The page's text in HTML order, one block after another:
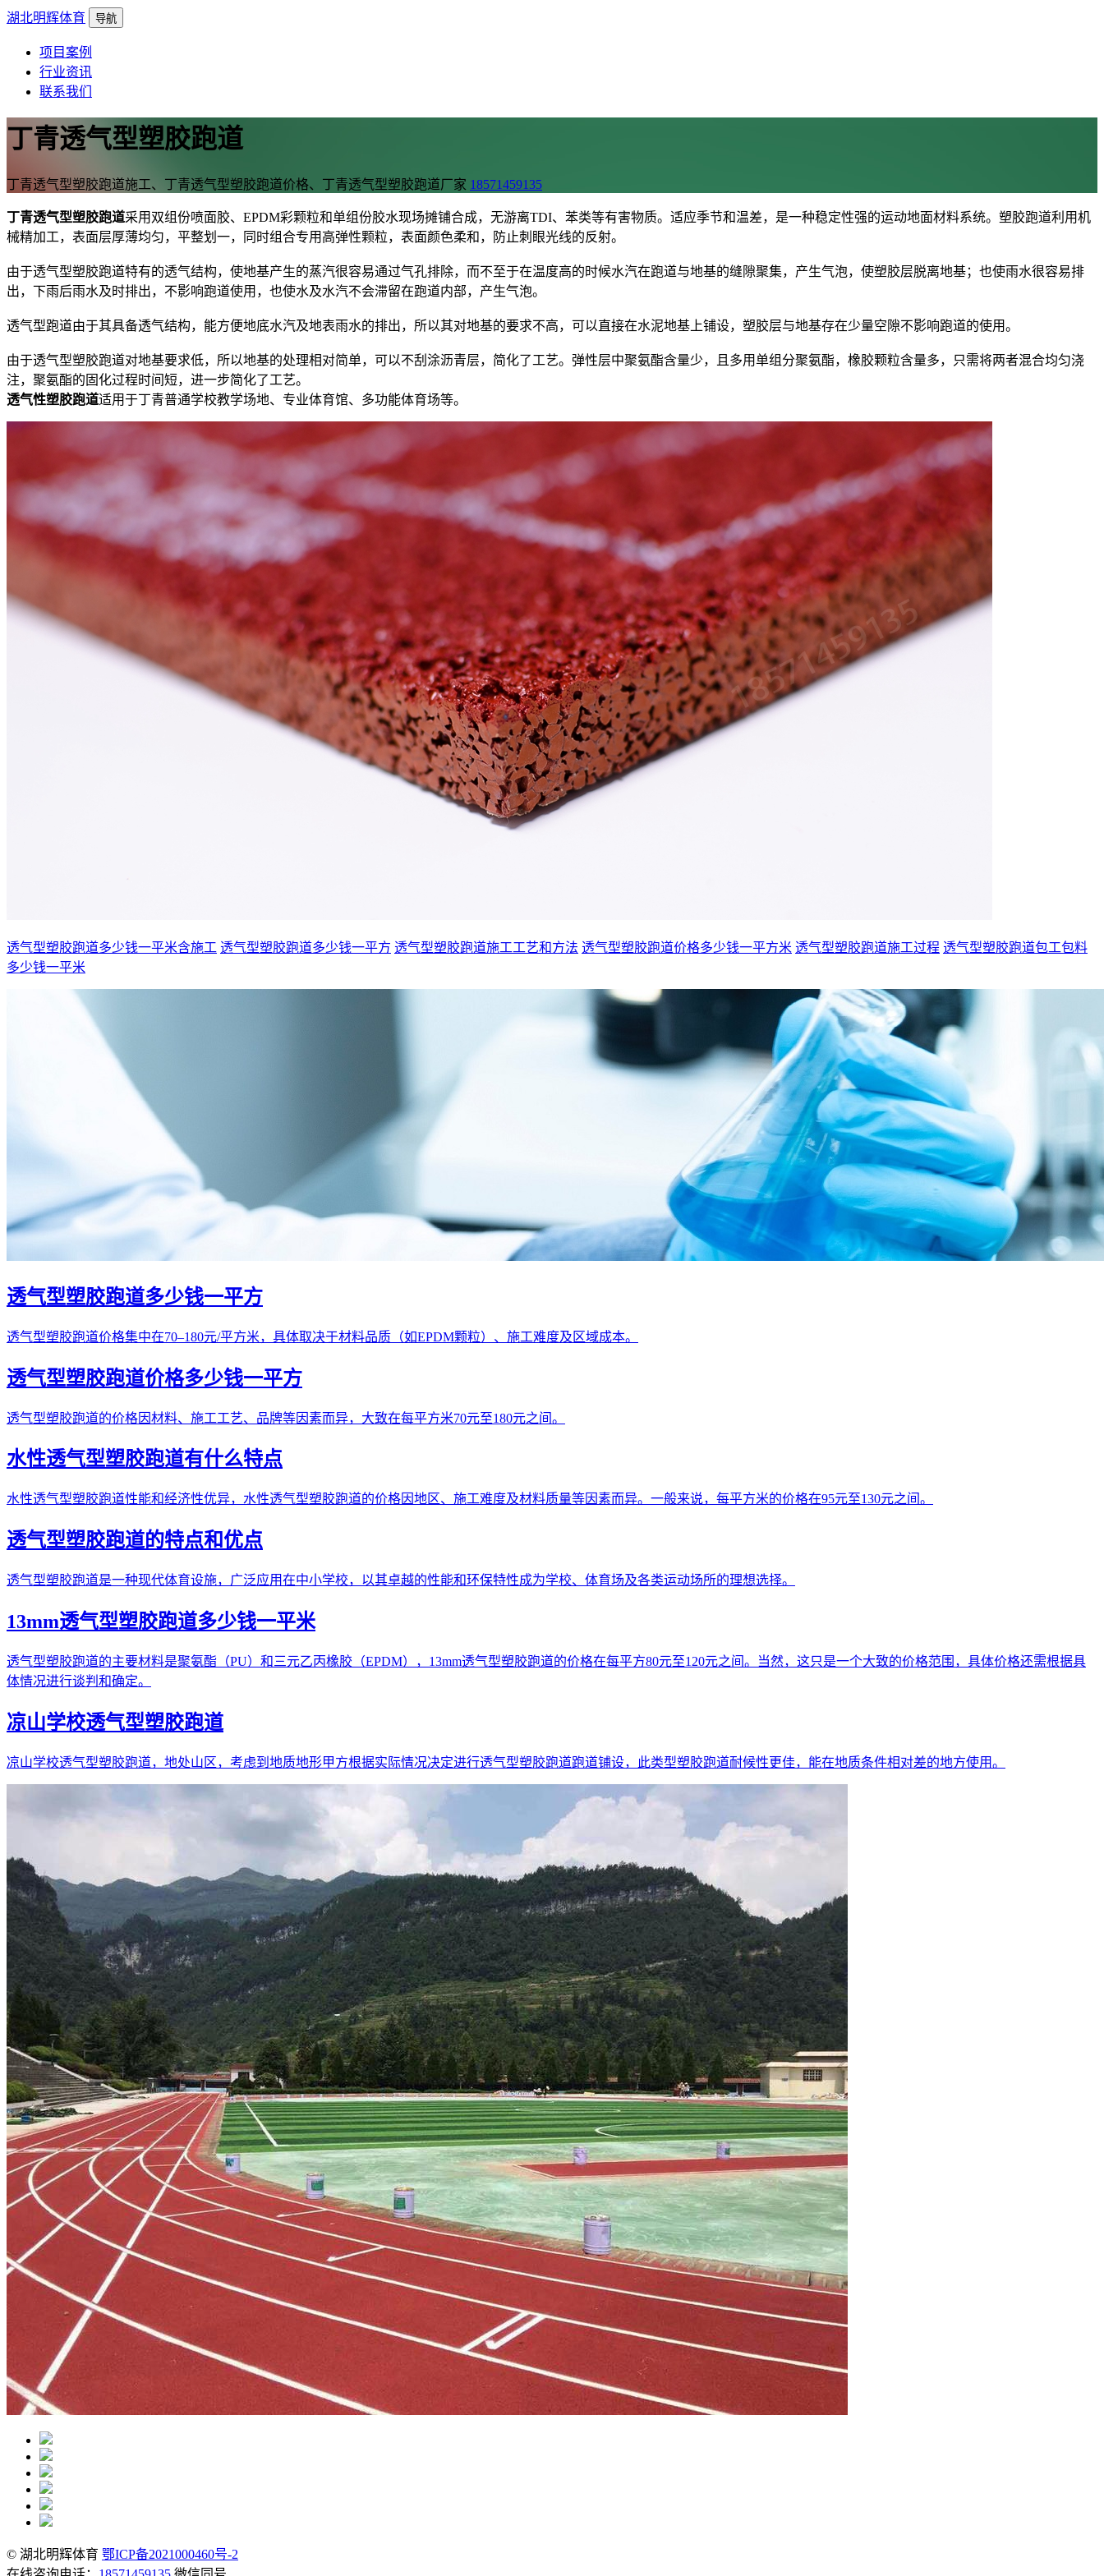
湖北明辉体育 导航
项目案例
行业资讯
联系我们
丁青透气型塑胶跑道
丁青透气型塑胶跑道施工、丁青透气型塑胶跑道价格、丁青透气型塑胶跑道厂家 18571459135
丁青透气型塑胶跑道采用双组份喷面胶、EPDM彩颗粒和单组份胶水现场摊铺合成，无游离TDI、苯类等有害物质。适应季节和温差，是一种稳定性强的运动地面材料系统。塑胶跑道利用机
械精加工，表面层厚薄均匀，平整划一，同时组合专用高弹性颗粒，表面颜色柔和，防止刺眼光线的反射。
由于透气型塑胶跑道特有的透气结构，使地基产生的蒸汽很容易通过气孔排除，而不至于在温度高的时候水汽在跑道与地基的缝隙聚集，产生气泡，使塑胶层脱离地基；也使雨水很容易排
出，下雨后雨水及时排出，不影响跑道使用，也使水及水汽不会滞留在跑道内部，产生气泡。
透气型跑道由于其具备透气结构，能方便地底水汽及地表雨水的排出，所以其对地基的要求不高，可以直接在水泥地基上铺设，塑胶层与地基存在少量空隙不影响跑道的使用。
由于透气型塑胶跑道对地基要求低，所以地基的处理相对简单，可以不刮涂沥青层，简化了工艺。弹性层中聚氨酯含量少，且多用单组分聚氨酯，橡胶颗粒含量多，只需将两者混合均匀浇
注，聚氨酯的固化过程时间短，进一步简化了工艺。
透气性塑胶跑道适用于丁青普通学校教学场地、专业体育馆、多功能体育场等。
透气型塑胶跑道多少钱一平米含施工 透气型塑胶跑道多少钱一平方 透气型塑胶跑道施工工艺和方法 透气型塑胶跑道价格多少钱一平方米 透气型塑胶跑道施工过程 透气型塑胶跑道包工包料
多少钱一平米
透气型塑胶跑道多少钱一平方
透气型塑胶跑道价格集中在70–180元/平方米，具体取决于材料品质（如EPDM颗粒）、施工难度及区域成本。
透气型塑胶跑道价格多少钱一平方
透气型塑胶跑道的价格因材料、施工工艺、品牌等因素而异，大致在每平方米70元至180元之间。
水性透气型塑胶跑道有什么特点
水性透气型塑胶跑道性能和经济性优异，水性透气型塑胶跑道的价格因地区、施工难度及材料质量等因素而异。一般来说，每平方米的价格在95元至130元之间。
透气型塑胶跑道的特点和优点
透气型塑胶跑道是一种现代体育设施，广泛应用在中小学校，以其卓越的性能和环保特性成为学校、体育场及各类运动场所的理想选择。
13mm透气型塑胶跑道多少钱一平米
透气型塑胶跑道的主要材料是聚氨酯（PU）和三元乙丙橡胶（EPDM），13mm透气型塑胶跑道的价格在每平方80元至120元之间。当然，这只是一个大致的价格范围，具体价格还需根据具
体情况进行谈判和确定。
凉山学校透气型塑胶跑道
凉山学校透气型塑胶跑道，地处山区，考虑到地质地形甲方根据实际情况决定进行透气型塑胶跑道跑道铺设，此类型塑胶跑道耐候性更佳，能在地质条件相对差的地方使用。
© 湖北明辉体育 鄂ICP备2021000460号-2